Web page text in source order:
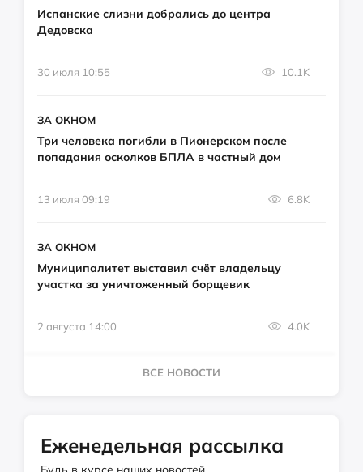
Испанские слизни добрались до центра
Дедовска
30 июля 10:55 10.1K
ЗА ОКНОМ
Три человека погибли в Пионерском после
попадания осколков БПЛА в частный дом
13 июля 09:19 6.8K
ЗА ОКНОМ
Муниципалитет выставил счёт владельцу
участка за уничтоженный борщевик
2 августа 14:00 4.0K
ВСЕ НОВОСТИ
Еженедельная рассылка